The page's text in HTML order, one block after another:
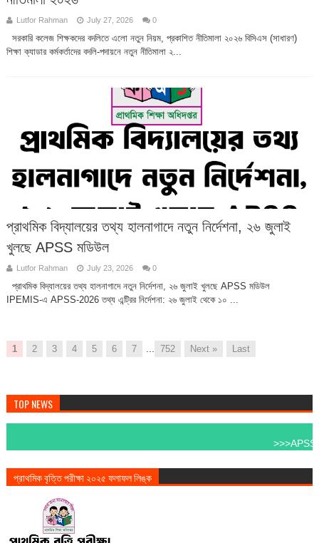
Lutfor Rahman July 27, 2026 0
সরকারি কলেজ শিক্ষকদের বদলিতে এলো নতুন নিয়ম, প্রকাশিত নীতিমালা ২০২৬ বিসিএস (সাধারণ)
শিক্ষা ক্যাডার কর্মকর্তাদের বদলি-পদায়নে নতুন নীতিমালা ২...
প্রাথমিক বিদ্যালয়ের তথ্য হালনাগাদে নতুন নির্দেশনা, ২৬ জুলাই
খুলছে APSS মডিউল
Lutfor Rahman July 23, 2026 0
প্রাথমিক বিদ্যালয়ের তথ্য হালনাগাদে নতুন নির্দেশনা, ২৬ জুলাই খুলছে APSS মডিউল
IPEMIS-এ APSS-2026 তথ্য এন্ট্রির নির্দেশনা: ২৬ জুলাই থেকে ১০ ...
1 2 3 4 5 6 7 752 Next » Last
TOP NEWS
>>>APSS-২০২৬ ডাটা
প্রাথমিক বৃত্তি পরীক্ষা ২০২৫ ফলাফল লিঙ্ক